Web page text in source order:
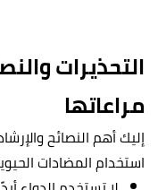
التحذيرات
مراعاتها
إليك أهم النصائح
استخدام المضادات